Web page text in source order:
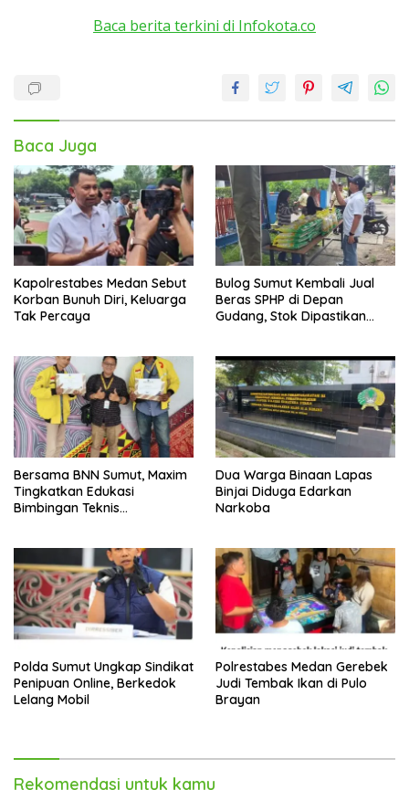
Baca berita terkini di Infokota.co
Baca Juga
Kapolrestabes Medan Sebut
Korban Bunuh Diri, Keluarga
Tak Percaya
Bulog Sumut Kembali Jual
Beras SPHP di Depan
Gudang, Stok Dipastikan
Bersama BNN Sumut, Maxim
Tingkatkan Edukasi
Bimbingan Teknis
Dua Warga Binaan Lapas
Binjai Diduga Edarkan
Narkoba
Polda Sumut Ungkap Sindikat
Penipuan Online, Berkedok
Lelang Mobil
Polrestabes Medan Gerebek
Judi Tembak Ikan di Pulo
Brayan
Rekomendasi untuk kamu